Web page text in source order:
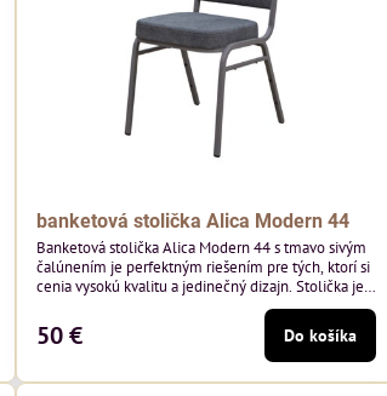
banketová stolička Alica Modern 44
Banketová stolička Alica Modern 44 s tmavo sivým
čalúnením je perfektným riešením pre tých, ktorí si
cenia vysokú kvalitu a jedinečný dizajn. Stolička je
výnimočná použitím vysoko kvalitného tmavo
sivého zamatového čalúnenia od poľského výrobcu
Davis ktorého látka má hmotnosť 390 g/m², čo
zaručuje výnimočnú odolnosť a pohodlie. Sivá farba
kostry.
50 € Do košíka